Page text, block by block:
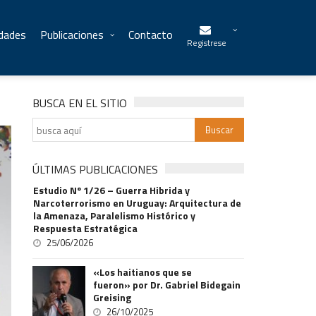
Publicaciones Contacto Registrese
BUSCA EN EL SITIO
ÚLTIMAS PUBLICACIONES
Estudio Nº 1/26 – Guerra Hibrida y
Narcoterrorismo en Uruguay: Arquitectura de
la Amenaza, Paralelismo Histórico y
Respuesta Estratégica
25/06/2026
«Los haitianos que se
fueron» por Dr. Gabriel Bidegain
Greising
26/10/2025